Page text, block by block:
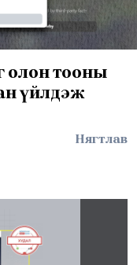
олон тооны
үйлдэж
Нягтлав